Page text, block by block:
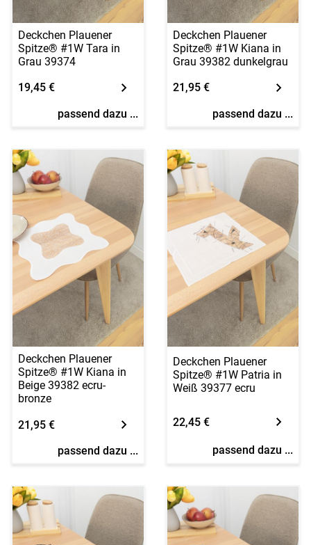
Deckchen Plauener
Spitze® #1W Tara in
Grau 39374
19,45 €
passend dazu ...
Deckchen Plauener
Spitze® #1W Kiana in
Grau 39382 dunkelgrau
21,95 €
passend dazu ...
Deckchen Plauener
Spitze® #1W Kiana in
Beige 39382 ecru-
bronze
21,95 €
passend dazu ...
Deckchen Plauener
Spitze® #1W Patria in
Weiß 39377 ecru
22,45 €
passend dazu ...